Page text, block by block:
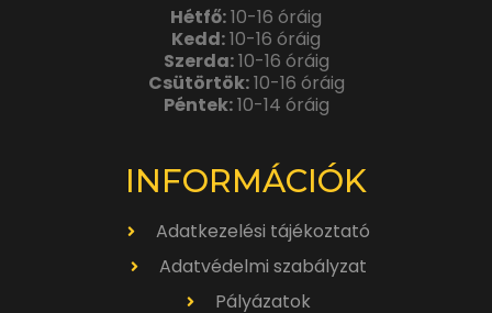
Hétfő:10-16 óráig
Kedd:10-16 óráig
Szerda:10-16 óráig
Csütörtök:10-16 óráig
Péntek:10-14 óráig
INFORMÁCIÓK
Adatkezelési tájékoztató
Adatvédelmi szabályzat
Pályázatok